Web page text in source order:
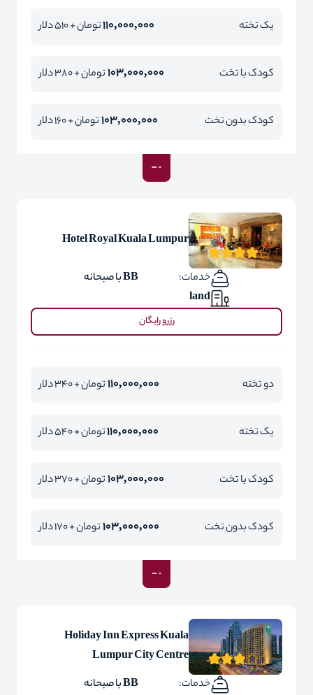
یک تخته 110,000,000تومان + 510 دلار
کودک با تخت 103,000,000تومان + 380 دلار
کودک بدون تخت 103,000,000تومان + 160 دلار
Hotel Royal Kuala Lumpur
خدمات:
BB با صبحانه
land
رزرو رایگان
دو تخته 110,000,000تومان + 340 دلار
یک تخته 110,000,000تومان + 540 دلار
کودک با تخت 103,000,000تومان + 370 دلار
کودک بدون تخت 103,000,000تومان + 170 دلار
Holiday Inn Express Kuala
Lumpur City Centre
خدمات:
BB با صبحانه